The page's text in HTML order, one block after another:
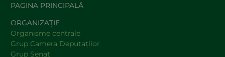
PAGINA PRINCIPALĂ
ORGANIZAȚIE
Organisme centrale
Grup Camera Deputaţilor
Grup Senat